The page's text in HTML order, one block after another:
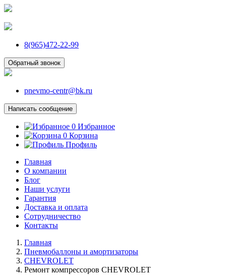
8(965)472-22-99
Обратный звонок
pnevmo-centr@bk.ru
Написать сообщение
0 Избранное
0 Корзина
Профиль
Главная
О компании
Блог
Наши услуги
Гарантия
Доставка и оплата
Сотрудничество
Контакты
Главная
Пневмобаллоны и амортизаторы
CHEVROLET
Ремонт компрессоров CHEVROLET